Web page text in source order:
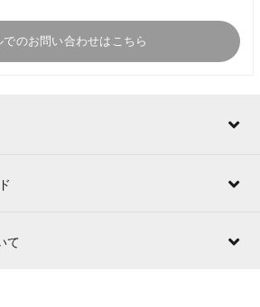
でのお問い合わせはこちら
て